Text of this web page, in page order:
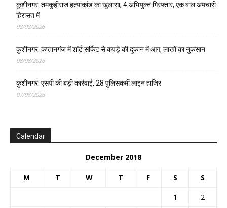
कुशीनगर: तमकुहीराज हत्याकांड का खुलासा, 4 अभियुक्त गिरफ्तार, एक बाल अपचारी
हिरासत में
08/08/2026
कुशीनगर: कप्तानगंज में शॉर्ट सर्किट से कपड़े की दुकान में आग, लाखों का नुकसान
08/08/2026
कुशीनगर: एसपी की बड़ी कार्रवाई, 28 पुलिसकर्मी लाइन हाजिर
07/08/2026
Calendar
December 2018
M T W T F S S
1
2